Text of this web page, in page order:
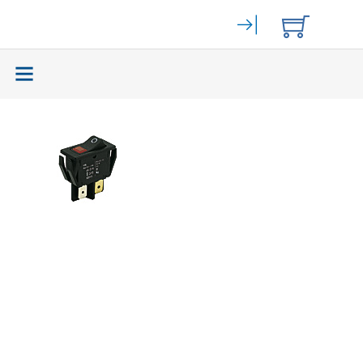
Bahngeräte
Displays (141)